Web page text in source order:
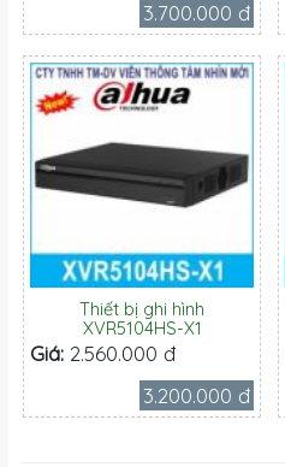
3.700.000 đ
Thiết bị ghi hình
XVR5104HS-X1
Giá: 2.560.000 đ
3.200.000 đ